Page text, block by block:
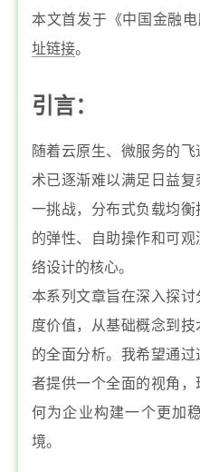
本文首发于《中国金融
址链接。
引言：
随着云原生、微服务的
术已逐渐难以满足日益
一挑战，分布式负载均
的弹性、自助操作和可
络设计的核心。
本系列文章旨在深入探
度价值，从基础概念到
的全面分析。我希望通
者提供一个全面的视角
何为企业构建一个更加
境。